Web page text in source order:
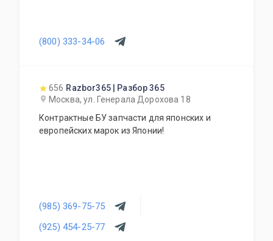
(800) 333-34-06
656 Razbor365 | Разбор 365
Москва, ул. Генерала Дорохова 18
Контрактные БУ запчасти для японских и
европейских марок из Японии!
(985) 369-75-75
(925) 454-25-77